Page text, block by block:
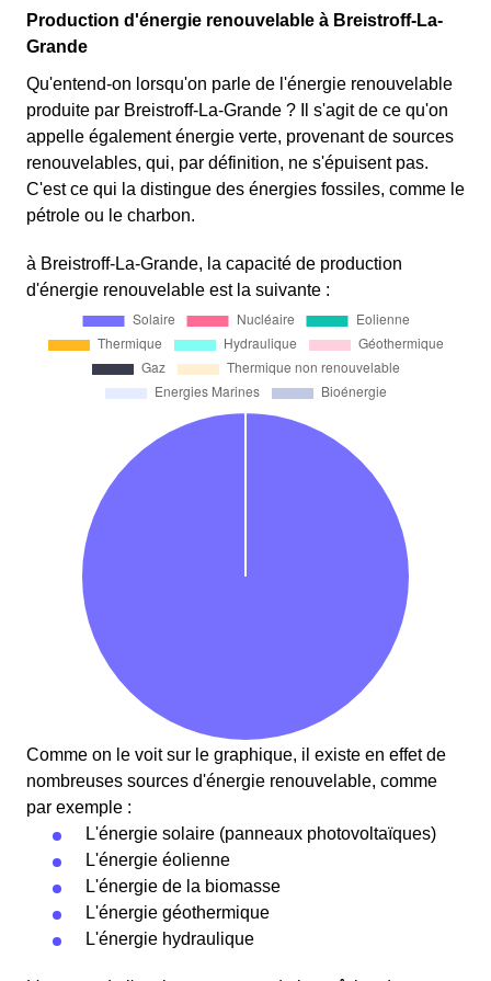
Production d'énergie renouvelable à Breistroff-La-
Grande
Qu'entend-on lorsqu'on parle de l'énergie renouvelable
produite par Breistroff-La-Grande ? Il s'agit de ce qu'on
appelle également énergie verte, provenant de sources
renouvelables, qui, par définition, ne s'épuisent pas.
C'est ce qui la distingue des énergies fossiles, comme le
pétrole ou le charbon.
à Breistroff-La-Grande, la capacité de production
d'énergie renouvelable est la suivante :
Comme on le voit sur le graphique, il existe en effet de
nombreuses sources d'énergie renouvelable, comme
par exemple :
L'énergie solaire (panneaux photovoltaïques)
L'énergie éolienne
L'énergie de la biomasse
L'énergie géothermique
L'énergie hydraulique